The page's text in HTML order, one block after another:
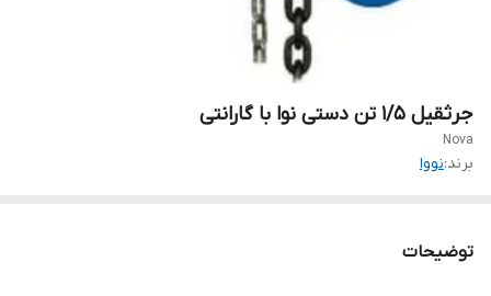
جرثقیل ۱/۵ تن دستی نوا با گارانتی
Nova
برند:نووا
توضیحات